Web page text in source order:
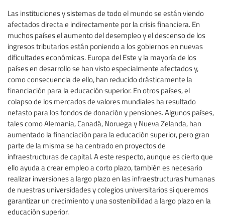
Las instituciones y sistemas de todo el mundo se están viendo
afectados directa e indirectamente por la crisis financiera. En
muchos países el aumento del desempleo y el descenso de los
ingresos tributarios están poniendo a los gobiernos en nuevas
dificultades económicas. Europa del Este y la mayoría de los
países en desarrollo se han visto especialmente afectados y,
como consecuencia de ello, han reducido drásticamente la
financiación para la educación superior. En otros países, el
colapso de los mercados de valores mundiales ha resultado
nefasto para los fondos de donación y pensiones. Algunos países,
tales como Alemania, Canadá, Noruega y Nueva Zelanda, han
aumentado la financiación para la educación superior, pero gran
parte de la misma se ha centrado en proyectos de
infraestructuras de capital. A este respecto, aunque es cierto que
ello ayuda a crear empleo a corto plazo, también es necesario
realizar inversiones a largo plazo en las infraestructuras humanas
de nuestras universidades y colegios universitarios si queremos
garantizar un crecimiento y una sostenibilidad a largo plazo en la
educación superior.